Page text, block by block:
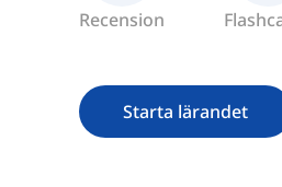
Recension
Starta lärandet